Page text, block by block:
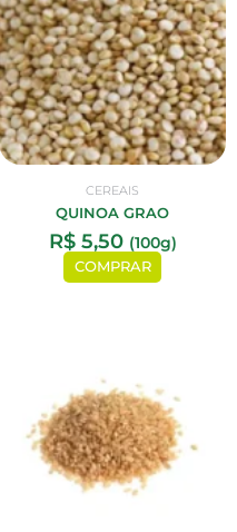
CEREAIS
QUINOA GRAO
R$5,50 (100g)
COMPRAR